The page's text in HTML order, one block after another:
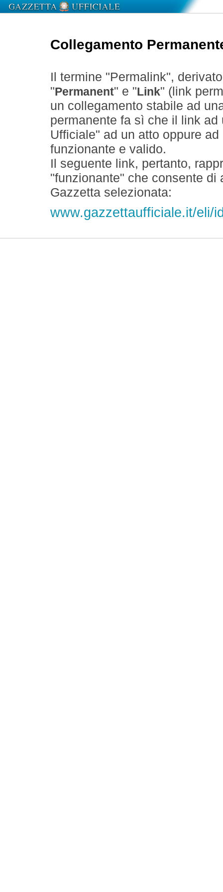
Collegamento
Il termine "Permalink",
" Permanent" e " Link" (link
un collegamento stabile ad
permanente fa sì che il link
Ufficiale" ad un atto oppure
funzionante e valido.
Il seguente link, pertanto,
"funzionante" che consente
Gazzetta selezionata:
www.gazzettaufficiale.it/eli/